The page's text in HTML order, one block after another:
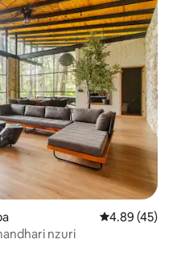
Ukadiriaji wa
4.89 (45)
nzuri